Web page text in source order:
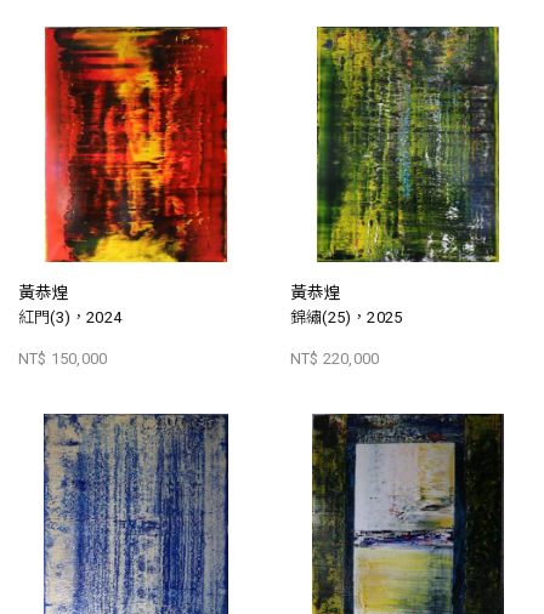
黃恭煌
紅門(3)，2024
NT$ 150,000
黃恭煌
錦繡(25)，2025
NT$ 220,000